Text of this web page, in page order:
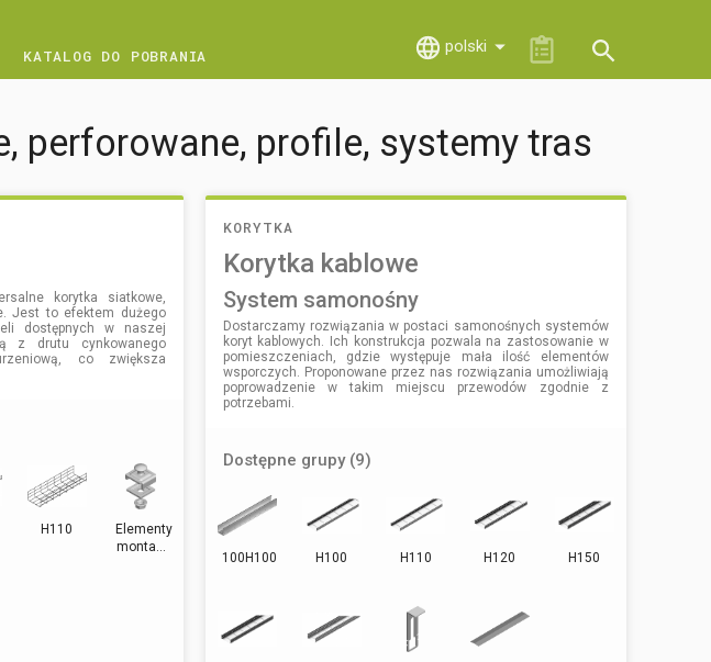
KATALOG DO POBRANIA polski
perforowane, profile, systemy tras
korytka siatkowe,
Jest to efektem dużego
dostępnych w naszej
z drutu cynkowanego
co zwiększa
H110
Elementy
monta...
KORYTKA
Korytka kablowe
system samonośny
Dostarczamy rozwiązania w postaci samonośnych systemów
koryt kablowych. Ich konstrukcja pozwala na zastosowanie w
pomieszczeniach, gdzie występuje mała ilość elementów
wsporczych. Proponowane przez nas rozwiązania umożliwiają
poprowadzenie w takim miejscu przewodów zgodnie z
potrzebami.
Dostępne grupy (9)
100H100 H100 H110 H120 H150